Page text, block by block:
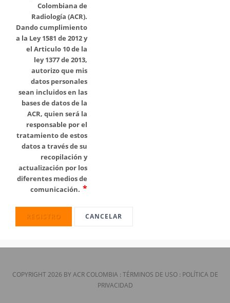
Colombiana de
Radiología (ACR).
Dando cumplimiento
a la Ley 1581 de 2012 y
el Articulo 10 de la
ley 1377 de 2013,
autorizo que mis
datos personales
sean incluidos en las
bases de datos de la
ACR, quien será la
responsable por el
tratamiento de estos
datos a través de su
recopilación y
actualización por los
diferentes medios de
comunicación.
REGISTRO CANCELAR
COPYRIGHT 2026 BY ACR COLOMBIA: TÉRMINOS DE USO: POLÍTICA DE
PRIVACIDAD